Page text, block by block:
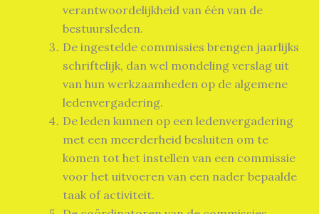
verantwoordelijkheid van één van de
bestuursleden.
De ingestelde commissies brengen jaarlijks
schriftelijk, dan wel mondeling verslag uit
van hun werkzaamheden op de algemene
ledenvergadering.
De leden kunnen op een ledenvergadering
met een meerderheid besluiten om te
komen tot het instellen van een commissie
voor het uitvoeren van een nader bepaalde
taak of activiteit.